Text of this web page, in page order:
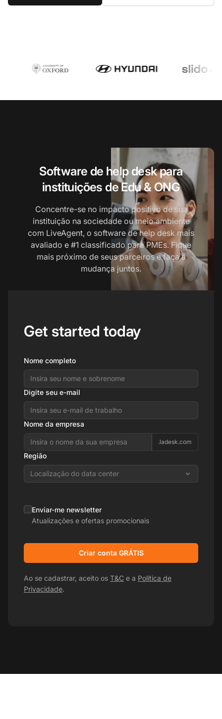
Software de help desk para
instituições de Edu & ONG
Concentre-se no impacto positivo de sua
instituição na sociedade ou meio ambiente
com LiveAgent, o software de help desk mais
avaliado e #1 classificado para PMEs. Fique
mais próximo de seus parceiros e faça a
mudança juntos.
Get started today
Nome completo
Digite seu e-mail
Nome da empresa
.ladesk.com
Região
Localização do data center
Enviar-me newsletter
Atualizações e ofertas promocionais
Criar conta GRÁTIS
Ao se cadastrar, aceito os T&C e a Política de
Privacidade.